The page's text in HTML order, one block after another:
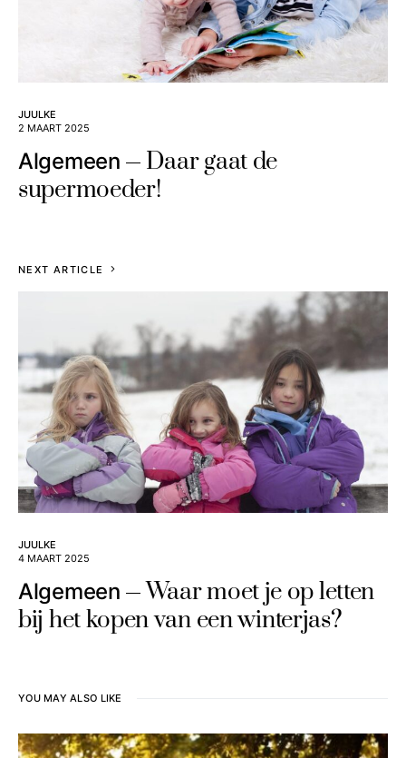
JUULKE
2 MAART 2025
Algemeen
Daar gaat de
supermoeder!
NEXT ARTICLE
JUULKE
4 MAART 2025
Algemeen
Waar moet je op letten
bij het kopen van een winterjas?
YOU MAY ALSO LIKE